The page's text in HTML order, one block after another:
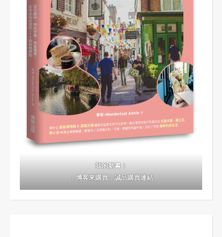
我的新書！
｜博客來購買｜誠品購買連結